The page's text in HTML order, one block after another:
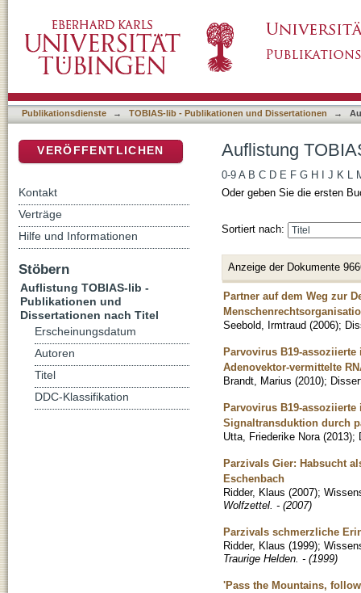
Publikationsdienste → TOBIAS-lib - Publikationen und Dissertationen →
Auflistung
0-9 A B C D E F G H J K L
Oder geben Sie die ersten
Sortiert nach:
Anzeige der Dokumente
Partner auf dem Weg zur
Seebold, Irmtraud (2006);
Parvovirus B19-
Adenovektor-vermittelte
Brandt, Marius (2010);
Parvovirus B19-
Signaltransduktion durch
Utta, Friederike Nora (2013);
Parzivals Gier: Habsucht
Eschenbach
Ridder, Klaus (2007);
Wolfzettel. - (2007)
Parzivals schmerzliche
Ridder, Klaus (1999);
Traurige Helden. - (1999)
'Pass the Mountains,
VERÖFFENTLICHEN
Kontakt
Verträge
Hilfe und Informationen
Stöbern
Auflistung TOBIAS-lib -
Publikationen und
Dissertationen nach Titel
Erscheinungsdatum
Autoren
Titel
DDC-Klassifikation